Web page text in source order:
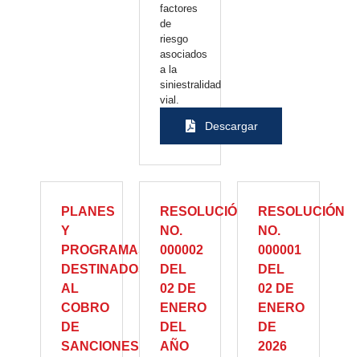
factores
de
riesgo
asociados
a la
siniestralidad
vial.
Descargar
PLANES
Y
PROGRAMAS
DESTINADOS
AL
COBRO
DE
SANCIONES
RESOLUCIÓN
NO.
000002
DEL
02 DE
ENERO
DEL
AÑO
RESOLUCIÓN
NO.
000001
DEL
02 DE
ENERO
DE
2026